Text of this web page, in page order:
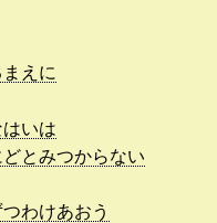
えに
いは
どとみつからない
わけあおう